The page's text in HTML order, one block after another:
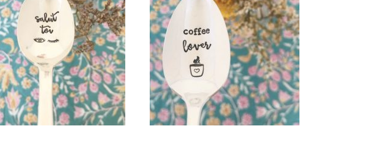
PETITE CUILLÈRE GRAVÉE
VINTAGE : SALUT TOI
35,00
AJOUTER AU PANIER
PETITE CUILLÈRE VINTAGE :
COFFEE LOVER
35,00€
AJOUTER AU PANIER